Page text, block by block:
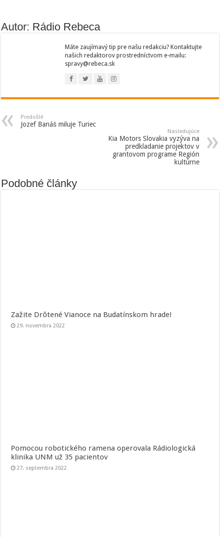
Autor: Rádio Rebeca
Máte zaujímavý tip pre našu redakciu? Kontaktujte
našich redaktorov prostredníctvom e-mailu:
spravy@rebeca.sk
Predošlé
Jozef Banáš miluje Turiec
Nasledujúce
Kia Motors Slovakia vyzýva na
predkladanie projektov v
grantovom programe Región
kultúrne
Podobné články
Zažite Drôtené Vianoce na Budatínskom hrade!
29. novembra 2022
Pomocou robotického ramena operovala Rádiologická
klinika UNM už 35 pacientov
27. septembra 2022